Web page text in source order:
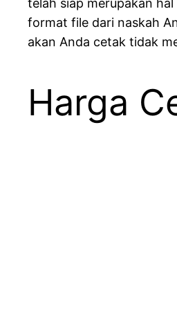
format file dari naskah
akan Anda cetak tidak
Harga